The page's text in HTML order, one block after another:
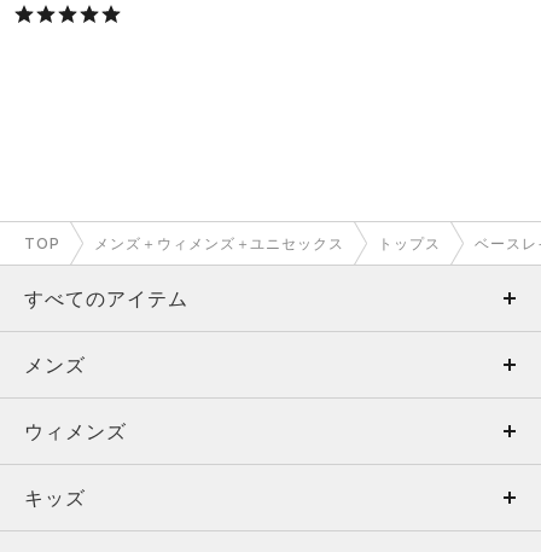
TOP メンズ＋ウィメンズ＋ユニセックス トップス ベースレ
すべてのアイテム
メンズ
ウィメンズ
キッズ
メンズ
トップス
ボトムス
ウィメンズ
トップス
キッズ